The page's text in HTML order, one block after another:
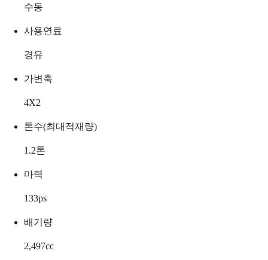
수동
사용연료
경유
가변축
4X2
톤수(최대적재량)
1.2톤
마력
133ps
배기량
2,497cc